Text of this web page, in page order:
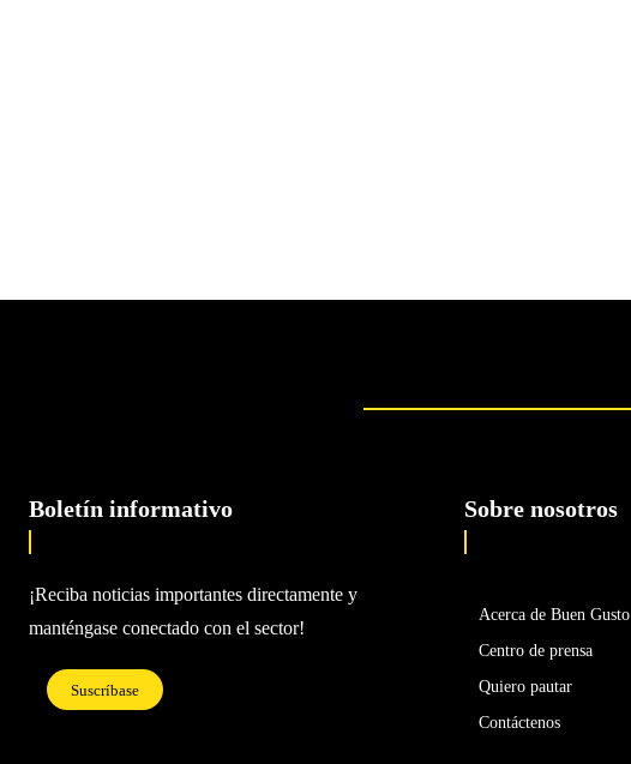
Boletín informativo
¡Reciba noticias importantes directamente y
manténgase conectado con el sector!
Suscríbase
Sobre nosotros
Acerca de Buen Gusto
Centro de prensa
Quiero pautar
Contáctenos